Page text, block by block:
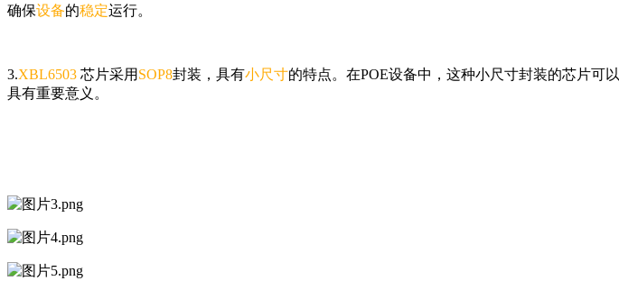
确保设备的稳定运行。
3.XBL6503 芯片采用 SOP8封装，具有小尺寸的特点。在POE设备中，这种小尺寸封装的芯片可以
具有重要意义。